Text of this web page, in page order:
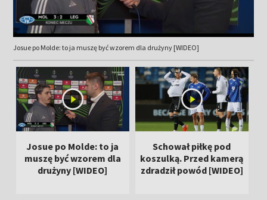
Josue po Molde: to ja muszę być wzorem dla drużyny [WIDEO]
Josue po Molde: to ja
muszę być wzorem dla
drużyny [WIDEO]
Schował piłkę pod
koszulką. Przed kamerą
zdradził powód [WIDEO]